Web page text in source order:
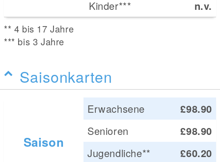
Kinder***
n.v.
** 4 bis 17 Jahre
*** bis 3 Jahre
Saisonkarten
Saison
Erwachsene
£98.90
Senioren
£98.90
Jugendliche**
£60.20